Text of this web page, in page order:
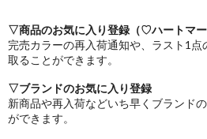
▽商品のお気に入り登録（♡ハートマー
完売カラーの再入荷通知や、ラスト1
取ることができます。
▽ブランドのお気に入り登録
新商品や再入荷などいち早くブランド
ができます。